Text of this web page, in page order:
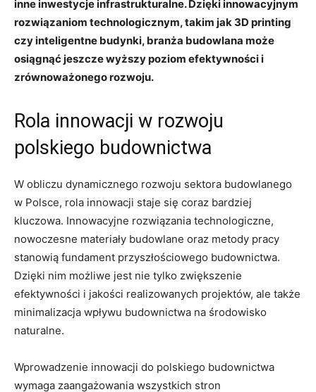
inne inwestycje infrastrukturalne. Dzięki innowacyjnym
⁣rozwiązaniom technologicznym, takim jak 3D printing
czy inteligentne budynki, branża budowlana może
osiągnąć jeszcze wyższy poziom efektywności ‌i
zrównoważonego⁢ rozwoju.
Rola innowacji w rozwoju
polskiego budownictwa
W obliczu dynamicznego rozwoju sektora budowlanego
w Polsce, rola ‍innowacji staje ‍się coraz bardziej
kluczowa. Innowacyjne rozwiązania technologiczne,
nowoczesne materiały budowlane oraz metody pracy
stanowią fundament przyszłościowego budownictwa.
Dzięki nim możliwe jest nie tylko zwiększenie
efektywności i jakości realizowanych projektów, ale także
minimalizacja wpływu budownictwa na środowisko
naturalne.
Wprowadzenie innowacji do ⁤polskiego⁢ budownictwa
wymaga zaangażowania wszystkich stron